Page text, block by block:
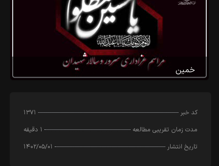
خمین
کد خبر
۱۳۷۱
مدت زمان تقریبی مطالعه
۱ دقیقه
تاریخ انتشار
۱۴۰۲/۰۵/۰۱